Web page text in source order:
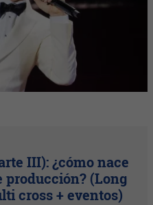
III): ¿cómo nace
producción? (Long
cross + eventos)